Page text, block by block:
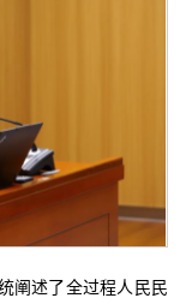
阐述了全过程人民民